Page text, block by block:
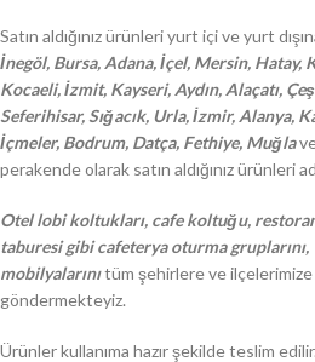
Satın aldığınız ürünleri yurt içi ve yurt
İnegöl, Bursa, Adana, İçel, Mersin, Hatay,
Kocaeli, İzmit, Kayseri, Aydın, Alaçatı,
Seferihisar, Sığacık, Urla, İzmir, Alanya,
İçmeler, Bodrum, Datça, Fethiye, Muğla
perakende olarak satın aldığınız ürünleri
Otel lobi koltukları, cafe koltuğu,
taburesi gibi cafeterya oturma
mobilyalarınıtüm şehirlere ve ilçelerimize
göndermekteyiz.
Ürünler kullanıma hazır şekilde teslim